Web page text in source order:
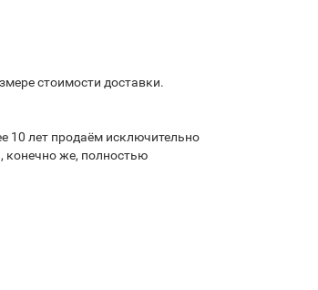
стоимости доставки.
10 лет продаём исключительно
конечно же, полностью